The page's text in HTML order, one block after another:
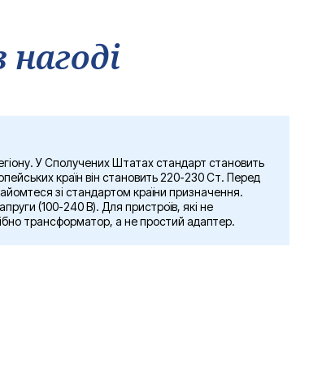
У Сполучених Штатах стандарт становить
країн він становить 220-230 Ст. Перед
зі стандартом країни призначення.
(100-240 В). Для пристроїв, які не
трансформатор, а не простий адаптер.